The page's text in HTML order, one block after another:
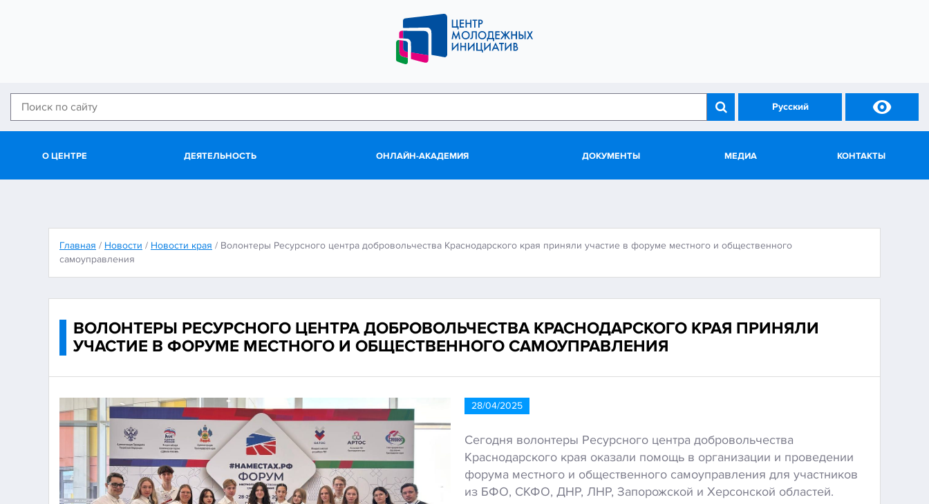
Русский 
О ЦЕНТРЕ ДЕЯТЕЛЬНОСТЬ ОНЛАЙН-АКАДЕМИЯ ДОКУМЕНТЫ МЕДИА КОНТАКТЫ
Главная / Новости / Новости края / Волонтеры Ресурсного центра добровольчества Краснодарского края приняли участие в форуме местного и общественного
самоуправления
ВОЛОНТЕРЫ РЕСУРСНОГО ЦЕНТРА ДОБРОВОЛЬЧЕСТВА КРАСНОДАРСКОГО КРАЯ ПРИНЯЛИ
УЧАСТИЕ В ФОРУМЕ МЕСТНОГО И ОБЩЕСТВЕННОГО САМОУПРАВЛЕНИЯ
28/04/2025
Сегодня волонтеры Ресурсного центра добровольчества
Краснодарского края оказали помощь в организации и проведении
форума местного и общественного самоуправления для участников
из БФО, СКФО, ДНР, ЛНР, Запорожской и Херсонской областей.